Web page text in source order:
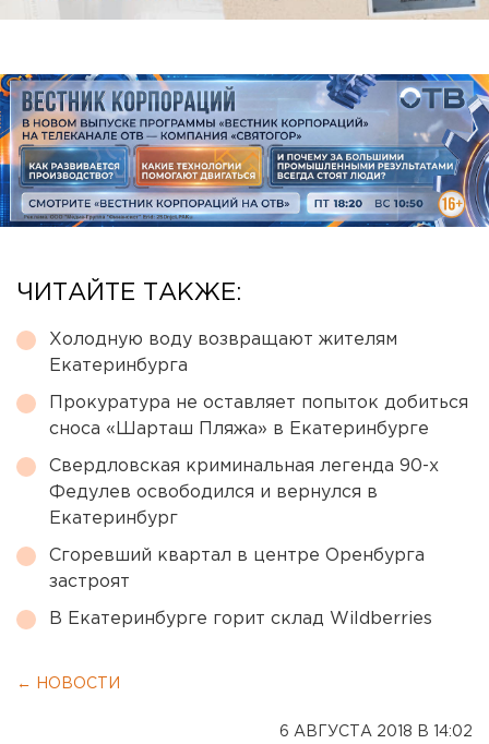
ЧИТАЙТЕ ТАКЖЕ:
Холодную воду возвращают жителям
Екатеринбурга
Прокуратура не оставляет попыток добиться
сноса «Шарташ Пляжа» в Екатеринбурге
Свердловская криминальная легенда 90-х
Федулев освободился и вернулся в
Екатеринбург
Сгоревший квартал в центре Оренбурга
застроят
В Екатеринбурге горит склад Wildberries
← НОВОСТИ
6 АВГУСТА 2018 В 14:02